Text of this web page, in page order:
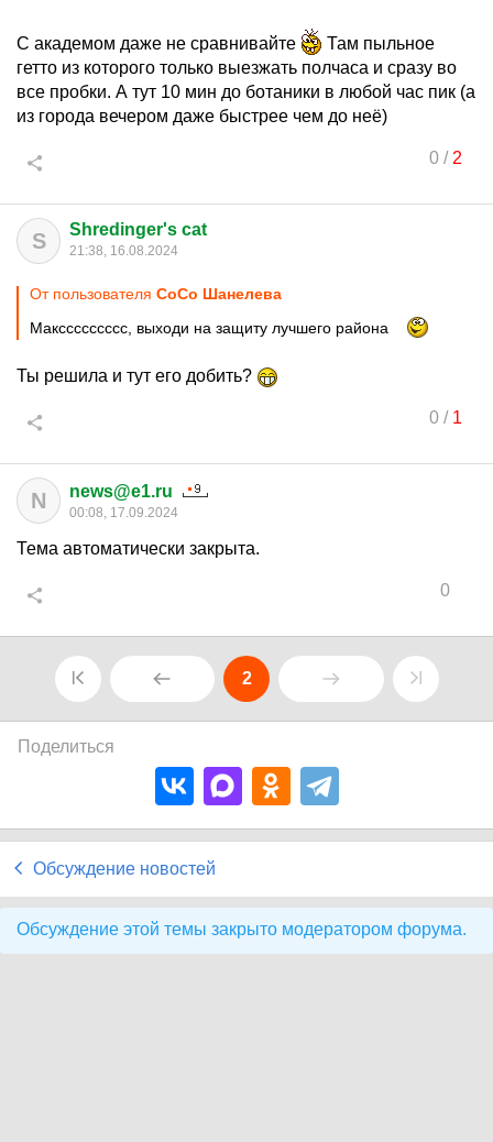
С академом даже не сравнивайте
Там пыльное
гетто из которого только выезжать полчаса и сразу во
все пробки. А тут 10 мин до ботаники в любой час пик (а
из города вечером даже быстрее чем до неё)
0/ 2
S Shredinger's cat
21:38, 16.08.2024
От пользователя CoCo Шанелева
Макссссссссс, выходи на защиту лучшего района
Ты решила и тут его добить?
0/ 1
N news@e1.ru
00:08, 17.09.2024
Тема автоматически закрыта.
0
2
Поделиться
Обсуждение новостей
Обсуждение этой темы закрыто модератором форума.